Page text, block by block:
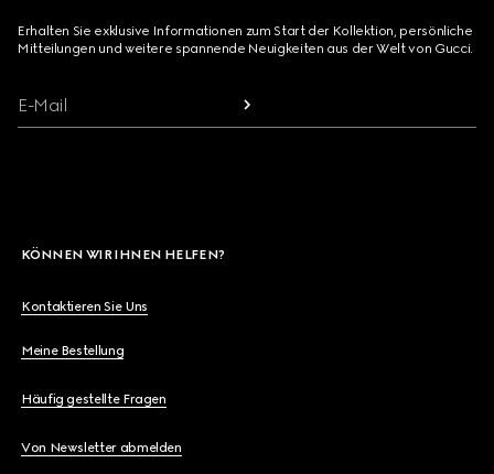
Erhalten Sie exklusive Informationen zum Start der Kollektion, persönliche
Mitteilungen und weitere spannende Neuigkeiten aus der Welt von Gucci.
E-Mail
KÖNNEN WIR IHNEN HELFEN?
Kontaktieren Sie Uns
Meine Bestellung
Häufig gestellte Fragen
Von Newsletter abmelden